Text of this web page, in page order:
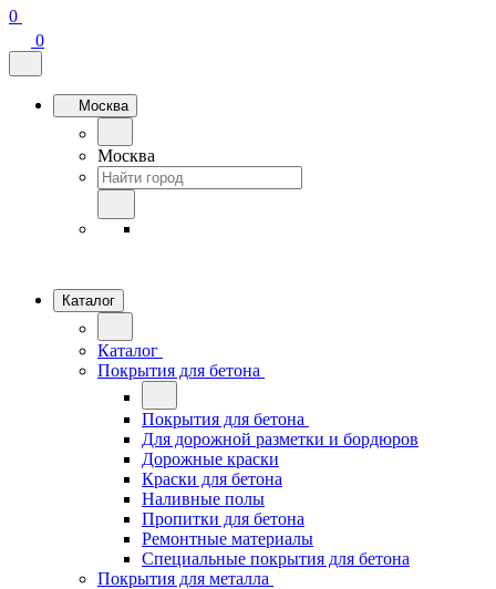
0
0
Москва
Москва
Каталог
Каталог
Покрытия для бетона
Покрытия для бетона
Для дорожной разметки и бордюров
Дорожные краски
Краски для бетона
Наливные полы
Пропитки для бетона
Ремонтные материалы
Специальные покрытия для бетона
Покрытия для металла